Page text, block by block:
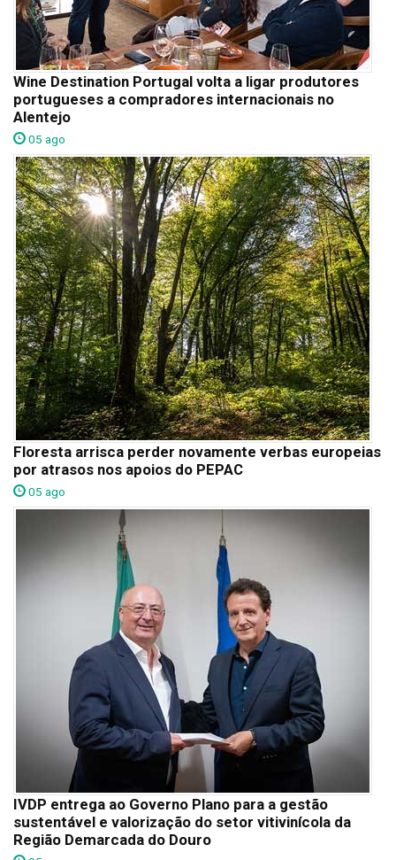
Wine Destination Portugal volta a ligar produtores
portugueses a compradores internacionais no
Alentejo
05 ago
Floresta arrisca perder novamente verbas europeias
por atrasos nos apoios do PEPAC
05 ago
IVDP entrega ao Governo Plano para a gestão
sustentável e valorização do setor vitivinícola da
Região Demarcada do Douro